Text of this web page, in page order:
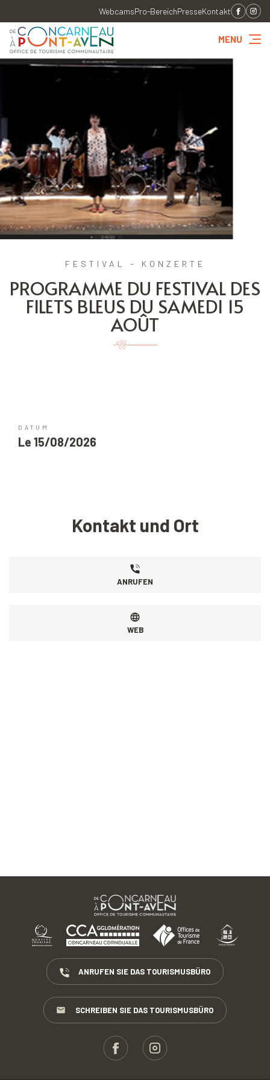
WebcamsPro-BereichPresseKontakt
MENU
FESTIVAL - KONZERTE
PROGRAMME DU FESTIVAL DES
FILETS BLEUS DU SAMEDI 15
AOÛT
DATUM
Le 15/08/2026
Kontakt und Ort
ANRUFEN
WEB
ANRUFEN SIE DAS TOURISMUSBÜRO
SCHREIBEN SIE DAS TOURISMUSBÜRO